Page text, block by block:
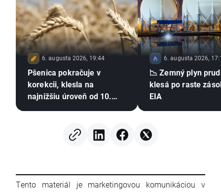
6. augusta 2026, 19:44
Pšenica pokračuje v
korekcii, klesla na
najnižšiu úroveň od 10.
centre pozornosti
6. augusta 2026,
📉 Zemný plyn
klesá po raste
EIA
Tento materiál je marketingovou komunikáciou v